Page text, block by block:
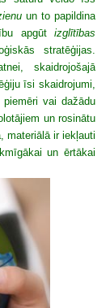
un to papildina
apgūt izglītības
stratēģijas.
skaidrojošajā
īsi skaidrojumi,
vai dažādu
un rosinātu
materiālā ir iekļauti
un ērtākai